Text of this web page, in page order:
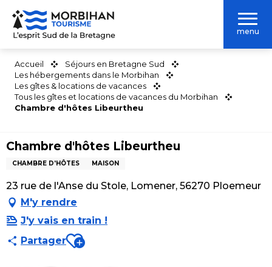
Aller
contenu
menu
Accueil
Séjours en Bretagne Sud
Les hébergements dans le Morbihan
Les gîtes & locations de vacances
Tous les gîtes et locations de vacances du Morbihan
Chambre d'hôtes Libeurtheu
Chambre d'hôtes Libeurtheu
CHAMBRE D'HÔTES MAISON
23 rue de l'Anse du Stole, Lomener, 56270 Ploemeur
M'y rendre
J'y vais en train !
PartagerAjouter aux favoris